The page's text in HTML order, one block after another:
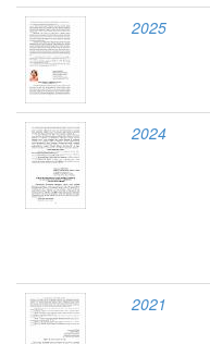
2025
2024
2021